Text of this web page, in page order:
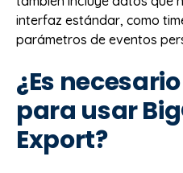
interfaz estándar, como
parámetros de eventos
¿Es
para usar
Export?